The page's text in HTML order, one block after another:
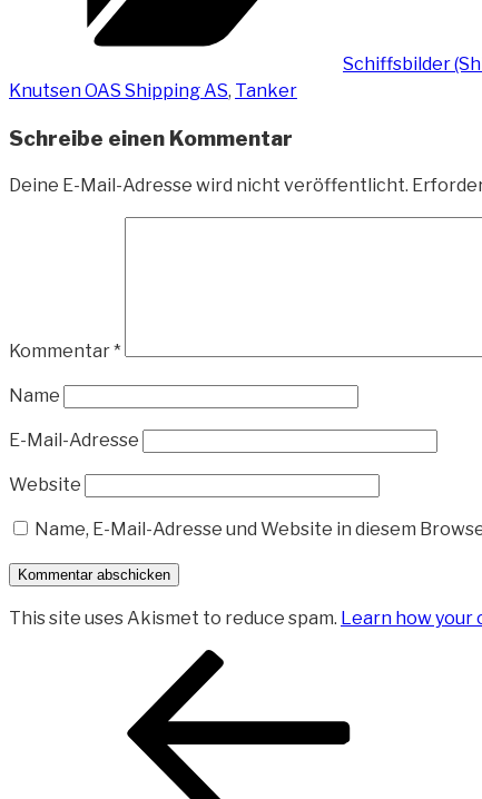
Schiffsbilder
Knutsen OAS Shipping AS, Tanker
Schreibe einen Kommentar
Deine E-Mail-Adresse wird nicht veröffentlicht.
Kommentar*
Name
E-Mail-Adresse
Website
Name, E-Mail-Adresse und Website in diesem
This site uses Akismet to reduce spam. Learn how your
Beitragsnavigation